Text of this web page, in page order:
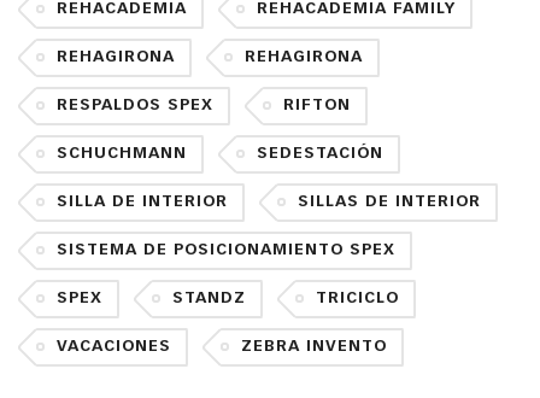
REHACADEMIA REHACADEMIA FAMILY
REHAGIRONA REHAGIRONA
RESPALDOS SPEX RIFTON
SCHUCHMANN SEDESTACIÓN
SILLA DE INTERIOR SILLAS DE INTERIOR
SISTEMA DE POSICIONAMIENTO SPEX
SPEX STANDZ TRICICLO
VACACIONES ZEBRA INVENTO